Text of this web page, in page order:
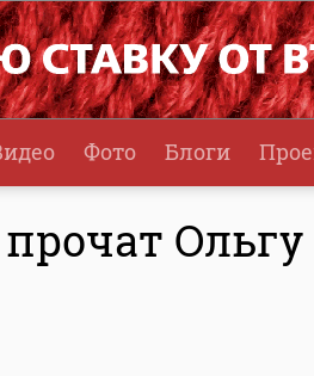
Фото Блоги
Ольгу